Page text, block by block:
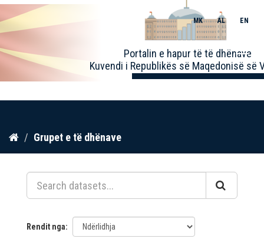
Kalo
përmbajtja
Portalin e hapur të të dhënave
Kuvendi i Republikës së Maqedonisë së
MK AL EN
Toggle
Grupet e të dhënave
Rendit nga